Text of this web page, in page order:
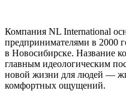
Компания NL International
предпринимателями в 2000
в Новосибирске. Название
главным идеологическим
новой жизни для людей —
комфортных ощущений.